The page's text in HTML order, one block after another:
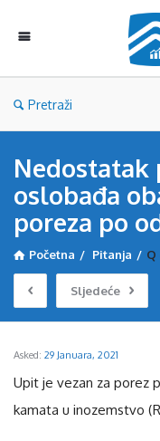
Pretraži
Nedostatak
oslobađa
poreza po
Početna / Pitanja / Q
Sljedeće
Asked: 29 Januara, 2021
Upit je vezan za porez
kamata u inozemstvo